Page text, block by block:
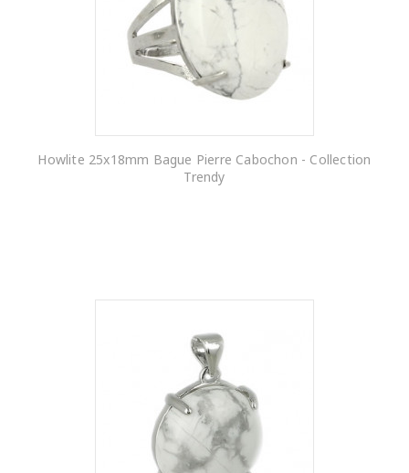
Howlite 25x18mm Bague Pierre Cabochon - Collection
Trendy